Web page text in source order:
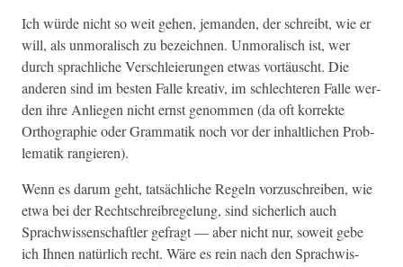
Ich würde nicht so weit gehen, jeman­den, der schreibt, wie er
will, als unmoralisch zu beze­ich­nen. Unmoralisch ist, wer
durch sprach­liche Ver­schleierun­gen etwas vortäuscht. Die
anderen sind im besten Falle kreativ, im schlechteren Falle wer­
den ihre Anliegen nicht ernst genom­men (da oft kor­rek­te
Orthogra­phie oder Gram­matik noch vor der inhaltlichen Prob­
lematik rangieren).
Wenn es darum geht, tat­säch­liche Regeln vorzuschreiben, wie
etwa bei der Rechtschreibregelung, sind sicher­lich auch
Sprach­wis­senschaftler gefragt — aber nicht nur, soweit gebe
ich Ihnen natür­lich recht. Wäre es rein nach den Sprach­wis­